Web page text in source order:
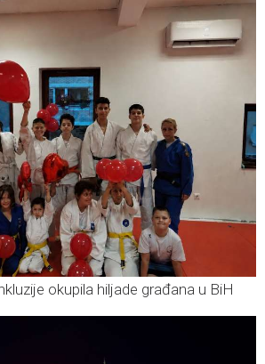
okupila hiljade građana u BiH